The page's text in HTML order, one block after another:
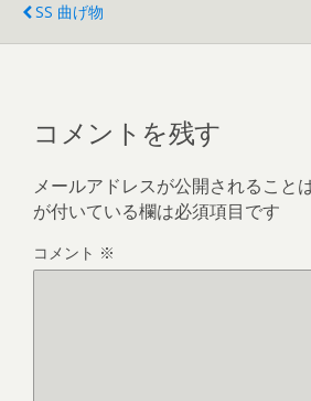
SS 曲げ物
コメントを残す
メールアドレスが公開されること
が付いている欄は必須項目です
コメント ※